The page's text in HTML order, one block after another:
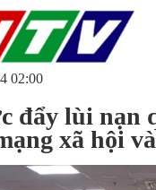
02:00
đẩy lùi nạn
xã hội